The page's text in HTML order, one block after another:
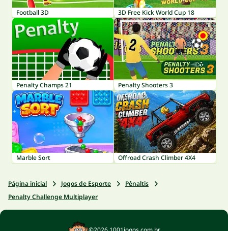
Football 3D 3D Free Kick World Cup 18
Penalty Champs 21 Penalty Shooters 3
Marble Sort Offroad Crash Climber 4X4
Página inicial Jogos de Esporte
Pênaltis
Penalty Challenge Multiplayer